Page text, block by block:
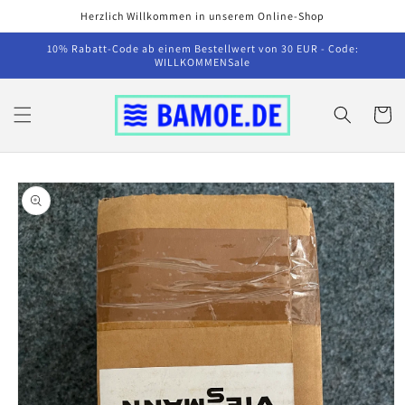
Inhalt
Herzlich Willkommen in unserem Online-Shop
10% Rabatt-Code ab einem Bestellwert von 30 EUR - Code:
WILLKOMMENSale